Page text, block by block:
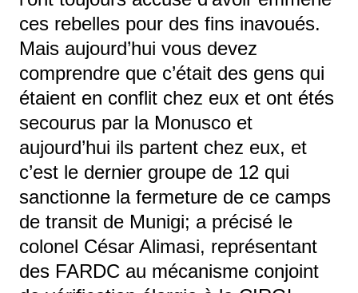
ces rebelles pour des fins inavoués.
Mais aujourd’hui vous devez
comprendre que c’était des gens qui
étaient en conflit chez eux et ont étés
secourus par la Monusco et
aujourd’hui ils partent chez eux, et
c’est le dernier groupe de 12 qui
sanctionne la fermeture de ce camps
de transit de Munigi; a précisé le
colonel César Alimasi, représentant
des FARDC au mécanisme conjoint